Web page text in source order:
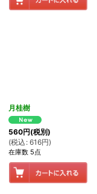
月桂樹
560円(税別)
(税込 : 616円)
在庫数 5点